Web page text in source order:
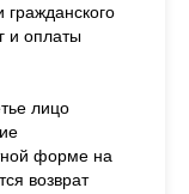
гражданского
и оплаты
лицо
форме на
возврат